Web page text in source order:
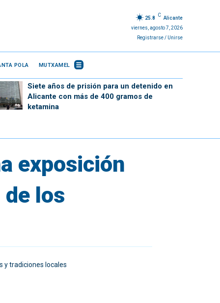
25.8
C
Alicante
viernes, agosto 7, 2026
Registrarse / Unirse
POLA MUTXAMEL
Siete años de prisión para un detenido en
Alicante con más de 400 gramos de
ketamina
exposición
los
y tradiciones locales